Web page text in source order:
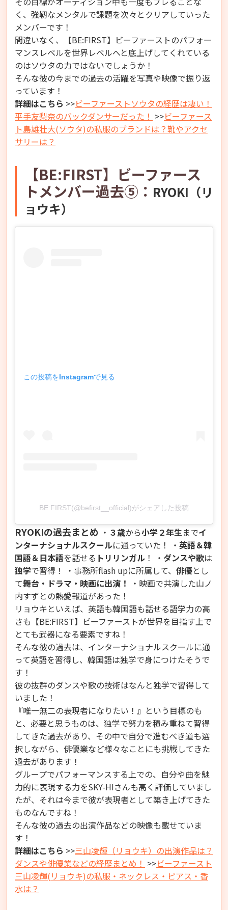
く、強靭なメンタルで課題を次々とクリアしていった
メンバーです！
間違いなく、【BE:FIRST】ビーファーストのパフォー
マンスレベルを世界レベルへと底上げしてくれている
のはソウタの力ではないでしょうか！
そんな彼の今までの過去の活躍を写真や映像で振り返
っています！
詳細はこちら >>ビーファーストソウタの経歴は凄い！
平手友梨奈のバックダンサーだった！ >>ビーファース
ト島雄壮大(ソウタ)の私服のブランドは？靴やアクセ
サリーは？
【BE:FIRST】ビーファース
トメンバー過去⑤： RYOKI（リ
ョウキ）
この投稿をInstagramで見る
BE:FIRST(@befirst__official)がシェアした投稿
RYOKIの過去まとめ ・ ３歳から小学２年生までイ
ンターナショナルスクールに通っていた！ ・ 英語＆韓
国語＆日本語を話せる トリリンガル ！ ・ ダンスや歌は
独学で習得 ！ ・事務所flash upに所属して、 俳優とし
て舞台・ドラマ・映画に出演！
・映画で共演した山ノ
内すずとの熱愛報道があった！
リョウキといえば、英語も韓国語も話せる語学力の高
さも【BE:FIRST】ビーファーストが世界を目指す上で
とても武器になる要素ですね！
そんな彼の過去は、インターナショナルスクールに通
って英語を習得し、韓国語は独学で身につけたそうで
す！
彼の抜群のダンスや歌の技術はなんと独学で習得して
いました！
『唯一無二の表現者になりたい！』という目標のも
と、必要と思うものは、独学で努力を積み重ねて習得
してきた過去があり、その中で自分で進むべき道も選
択しながら、俳優業など様々なことにも挑戦してきた
過去があります！
グループでパフォーマンスする上での、自分や曲を魅
力的に表現する力をSKY-HIさんも高く評価していまし
たが、それは今まで彼が表現者として築き上げてきた
ものなんですね！
そんな彼の過去の出演作品などの映像も載せていま
す！
詳細はこちら >>三山凌輝（リョウキ）の出演作品は？
ダンスや俳優業などの経歴まとめ！ >>ビーファースト
三山凌輝(リョウキ)の私服・ネックレス・ピアス・香
水は？